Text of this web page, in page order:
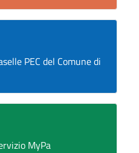
PEC del Comune di
MyPa